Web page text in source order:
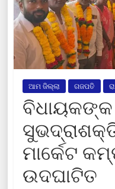
ଆମ ଜିଲ୍ଲା ଗଜପତି
ବିଧାୟକଙ୍କ
ମାର୍କେଟ
ଉଦଘାଟିତ